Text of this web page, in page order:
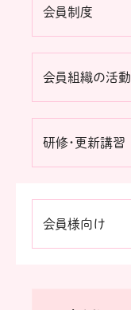
会員制度
会員組織の活動
研修・更新講習
会員様向け